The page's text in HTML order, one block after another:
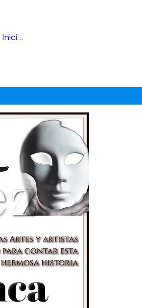
Iniciar sesión